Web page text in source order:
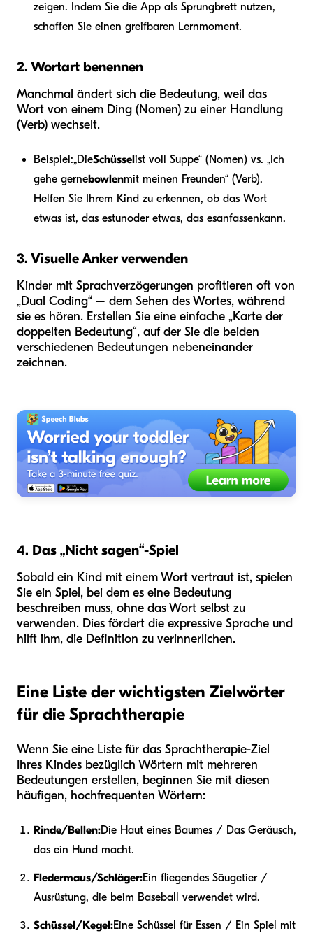
zeigen. Indem Sie die App als Sprungbrett nutzen,
schaffen Sie einen greifbaren Lernmoment.
2. Wortart benennen
Manchmal ändert sich die Bedeutung, weil das
Wort von einem Ding (Nomen) zu einer Handlung
(Verb) wechselt.
Beispiel:„DieSchüsselist voll Suppe“ (Nomen) vs. „Ich
gehe gernebowlenmit meinen Freunden“ (Verb).
Helfen Sie Ihrem Kind zu erkennen, ob das Wort
etwas ist, das estunoder etwas, das esanfassenkann.
3. Visuelle Anker verwenden
Kinder mit Sprachverzögerungen profitieren oft von
„Dual Coding“ – dem Sehen des Wortes, während
sie es hören. Erstellen Sie eine einfache „Karte der
doppelten Bedeutung“, auf der Sie die beiden
verschiedenen Bedeutungen nebeneinander
zeichnen.
4. Das „Nicht sagen“-Spiel
Sobald ein Kind mit einem Wort vertraut ist, spielen
Sie ein Spiel, bei dem es eine Bedeutung
beschreiben muss, ohne das Wort selbst zu
verwenden. Dies fördert die expressive Sprache und
hilft ihm, die Definition zu verinnerlichen.
Eine Liste der wichtigsten Zielwörter
für die Sprachtherapie
Wenn Sie eine Liste für das Sprachtherapie-Ziel
Ihres Kindes bezüglich Wörtern mit mehreren
Bedeutungen erstellen, beginnen Sie mit diesen
häufigen, hochfrequenten Wörtern:
Rinde/Bellen:Die Haut eines Baumes / Das Geräusch,
das ein Hund macht.
Fledermaus/Schläger:Ein fliegendes Säugetier /
Ausrüstung, die beim Baseball verwendet wird.
Schüssel/Kegel:Eine Schüssel für Essen / Ein Spiel mit